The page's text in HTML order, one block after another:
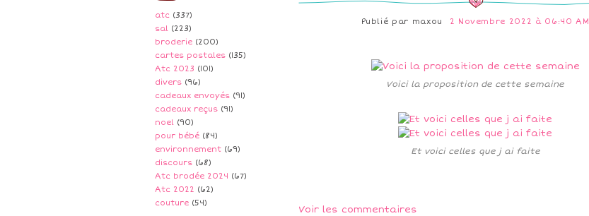
atc (337)
sal (223)
broderie (200)
cartes postales (135)
Atc 2023 (101)
divers (96)
cadeaux envoyés (91)
cadeaux reçus (91)
noel (90)
pour bébé (84)
environnement (69)
discours (68)
Atc brodée 2024 (67)
Atc 2022 (62)
couture (54)
Publié par maxou 2 Novembre 2022 à 06:40 AM
Voici la proposition de cette semaine
Et voici celles que j ai faite
Voir les commentaires